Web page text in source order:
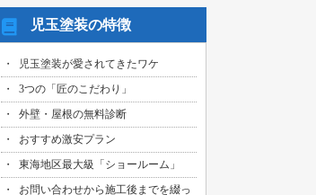
2026/08/01
名古屋市名東区のお客様より、換気ファ
2026/08/01
名古屋市東区のお客様より、外壁その他
塗装工事の御見積依頼を頂きました！
2026/08/01
名古屋市天白区のお客様より、屋根外壁
その他塗装、ベランダ防水工事の御見積
依頼を頂きました！
児玉塗装の特徴
児玉塗装が愛されてきたワケ
3つの「匠のこだわり」
外壁・屋根の無料診断
おすすめ激安プラン
東海地区最大級「ショールーム」
お問い合わせから施工後までを綴っ